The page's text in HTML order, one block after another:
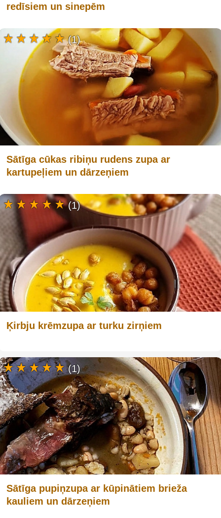
redīsiem un sinepēm
Sātīga cūkas ribiņu rudens zupa ar
kartupeļiem un dārzeņiem
(1)
Ķirbju krēmzupa ar turku zirņiem
(1)
Sātīga pupiņzupa ar kūpinātiem brieža
kauliem un dārzeņiem
(1)